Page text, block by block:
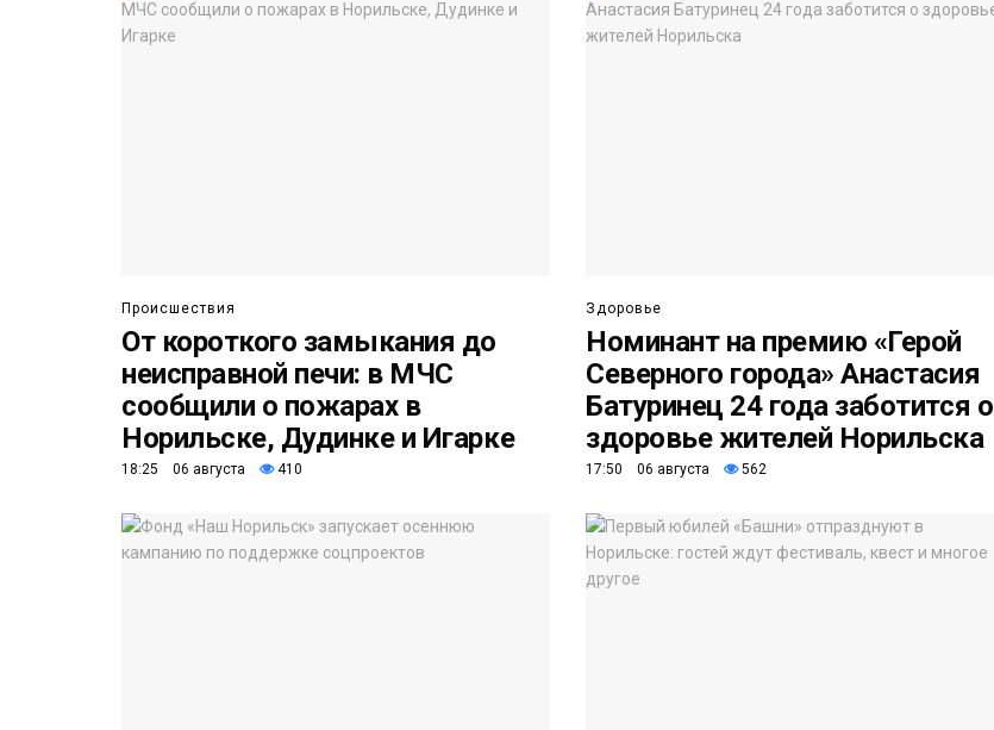
Происшествия
От короткого замыкания до
неисправной печи: в МЧС
сообщили о пожарах в
Норильске, Дудинке и Игарке
18:25 06 августа 410
Здоровье
Номинант на премию «Герой
Северного города» Анастасия
Батуринец 24 года заботится о
здоровье жителей Норильска
17:50 06 августа 562